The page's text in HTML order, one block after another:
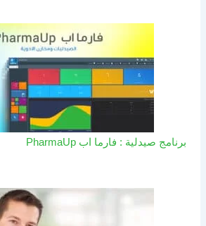
برنامج صيدلية : فارما اب PharmaUp​